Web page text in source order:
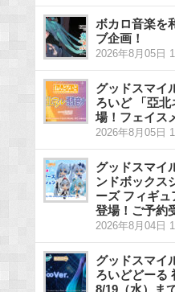
ボカロ音楽を
ブ企画！
2026年8月05日
グッドスマイ
ろいど 「亞
場！フェイス
2026年8月05日
グッドスマイ
ンドボックス
ーズ フィギ
登場！ご予約
2026年8月04日
グッドスマイ
ろいどどーる